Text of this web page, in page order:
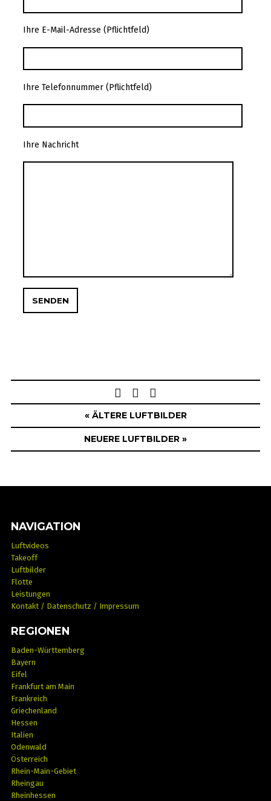
Ihre E-Mail-Adresse (Pflichtfeld)
Ihre Telefonnummer (Pflichtfeld)
Ihre Nachricht
navigation
« ÄLTERE LUFTBILDER
NEUERE LUFTBILDER »
NAVIGATION
Luftvideos
Takeoff
Luftbilder
Flotte
Leistungen
Kontakt / Datenschutz / Impressum
REGIONEN
Baden-Württemberg
Bayern
Eifel
Frankfurt am Main
Frankreich
Griechenland
Hessen
Italien
Odenwald
Österreich
Rhein-Main-Gebiet
Rheingau
Rheinhessen